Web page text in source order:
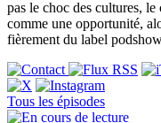
pas le choc des cultures,
comme une opportunité,
fièrement du label
Tous les épisodes